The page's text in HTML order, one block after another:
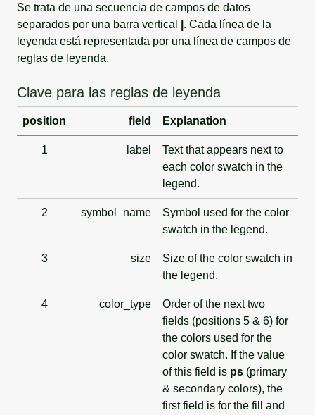
Se trata de una secuencia de campos de datos
separados por una barra vertical
. Cada línea de la
leyenda está representada por una línea de campos de
reglas de leyenda.
Clave para las reglas de leyenda
position field Explanation
1 label
Text that appears next to
each color swatch in the
legend.
2 symbol_name
Symbol used for the color
swatch in the legend.
3 size
Size of the color swatch in
the legend.
4 color_type
Order of the next two
fields (positions 5 & 6) for
the colors used for the
color swatch. If the value
of this field is ps (primary
& secondary colors), the
first field is for the fill and